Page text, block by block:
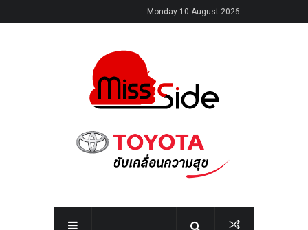
Monday 10 August 2026